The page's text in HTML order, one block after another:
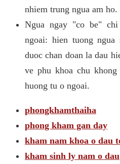
nhiem trung ngua am ho.
Ngua ngay "co be"
ngoai: hien tuong
duoc chan doan la dau
ve phu khoa chu
huong tu o ngoai.
phongkhamthaiha
phong kham gan day
kham nam khoa o dau
kham sinh ly nam o dau